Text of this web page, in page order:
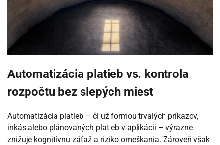
Automatizácia platieb vs. kontrola
rozpočtu bez slepých miest
Automatizácia platieb – či už formou trvalých príkazov,
inkás alebo plánovaných platieb v aplikácii – výrazne
znižuje kognitívnu záťaž a riziko omeškania. Zároveň však